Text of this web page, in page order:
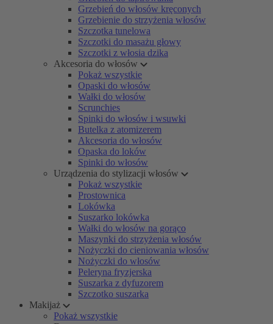
Grzebień do włosów kręconych
Grzebienie do strzyżenia włosów
Szczotka tunelowa
Szczotki do masażu głowy
Szczotki z włosia dzika
Akcesoria do włosów
Pokaż wszystkie
Opaski do włosów
Wałki do włosów
Scrunchies
Spinki do włosów i wsuwki
Butelka z atomizerem
Akcesoria do włosów
Opaska do loków
Spinki do włosów
Urządzenia do stylizacji włosów
Pokaż wszystkie
Prostownica
Lokówka
Suszarko lokówka
Wałki do włosów na gorąco
Maszynki do strzyżenia włosów
Nożyczki do cieniowania włosów
Nożyczki do włosów
Peleryna fryzjerska
Suszarka z dyfuzorem
Szczotko suszarka
Makijaż
Pokaż wszystkie